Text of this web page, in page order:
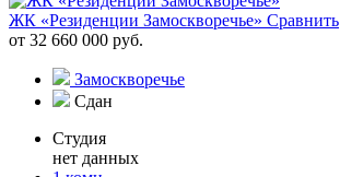
ЖК «Резиденции Замоскворечье» Сравнить
от 32 660 000 руб.
Замоскворечье
Сдан
Студия
нет данных